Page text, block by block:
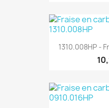
1310.008HP -